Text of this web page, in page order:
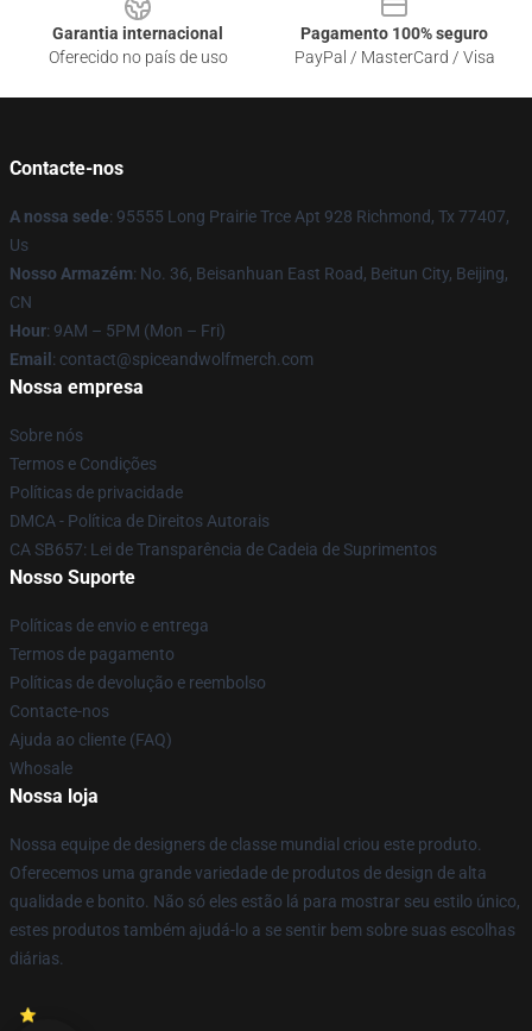
Garantia internacional
Oferecido no país de uso
Pagamento 100% seguro
PayPal / MasterCard / Visa
Contacte-nos
A nossa sede: 95555 Long Prairie Trce Apt 928 Richmond, Tx 77407,
Us
Nosso Armazém: No. 36, Beisanhuan East Road, Beitun City, Beijing,
CN
Hour: 9AM – 5PM (Mon – Fri)
Email : contact@spiceandwolfmerch.com
Nossa empresa
Sobre nós
Termos e Condições
Políticas de privacidade
DMCA - Política de Direitos Autorais
CA SB657: Lei de Transparência de Cadeia de Suprimentos
Nosso Suporte
Políticas de envio e entrega
Termos de pagamento
Políticas de devolução e reembolso
Contacte-nos
Ajuda ao cliente (FAQ)
Whosale
Nossa loja
Nossa equipe de designers de classe mundial criou este produto.
Oferecemos uma grande variedade de produtos de design de alta
qualidade e bonito. Não só eles estão lá para mostrar seu estilo único,
estes produtos também ajudá-lo a se sentir bem sobre suas escolhas
diárias.